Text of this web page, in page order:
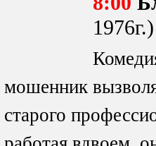
1976г.)
мошенник
старого